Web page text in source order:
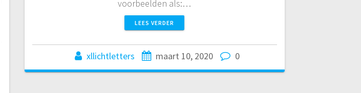
voorbeelden als:…
LEES VERDER
xllichtletters maart 10, 2020 0